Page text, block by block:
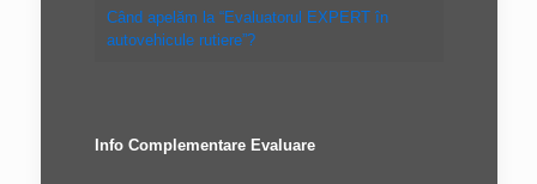
Când apelăm la “Evaluatorul EXPERT în
autovehicule rutiere”?
Info Complementare Evaluare